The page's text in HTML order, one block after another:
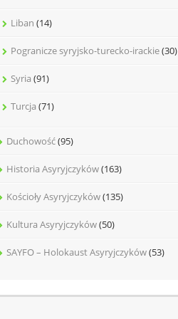
Liban (14)
Pogranicze syryjsko-turecko-irackie(30)
Syria (91)
Turcja (71)
Duchowość(95)
Historia Asyryjczyków(163)
Kościoły Asyryjczyków(135)
Kultura Asyryjczyków(50)
SAYFO – Holokaust Asyryjczyków(53)